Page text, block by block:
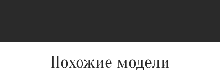
Похожие модели